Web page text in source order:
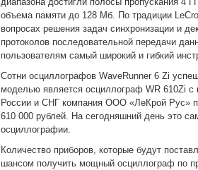
объема памяти до 128 Мб. По традиции
вопросах решения задач синхронизации и
протоколов последовательной передачи
пользователям самый широкий и гибкий
Сотни осциллографов WaveRunner 6 Zi
моделью является осциллограф WR 610Zi
России и СНГ компания ООО «ЛеКрой Рус»
610 000 рублей. На сегодняшний день это
осциллографии.
Количество приборов, которые будут
шансом получить мощный осциллограф по